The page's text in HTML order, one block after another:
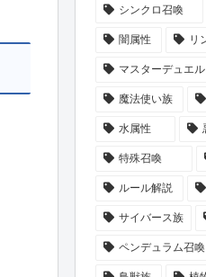
シンクロ召喚
闇属性 リ
マスターデュエル
魔法使い族
水属性
特殊召喚
ルール解説
サイバース族
ペンデュラム召喚